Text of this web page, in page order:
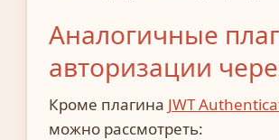
Аналогичные
авторизации
Кроме плагина JWT
можно рассмотреть: